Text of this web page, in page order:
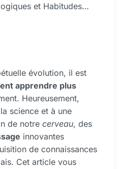
Techniques Neurologiques et Habitudes Comportementales
évolution, il est
apprendre plus
Heureusement,
science et à une
de notre cerveau, des
innovantes
de connaissances
Cet article vous